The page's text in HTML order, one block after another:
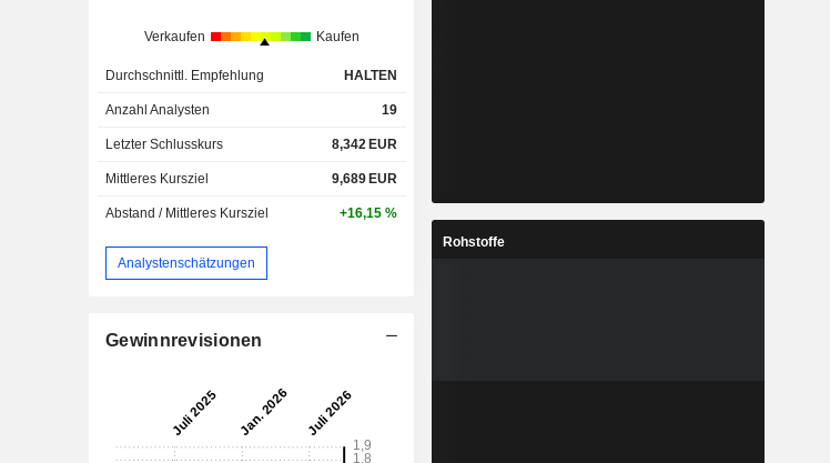
Verkaufen Kaufen
Durchschnittl. Empfehlung HALTEN
Anzahl Analysten 19
Letzter Schlusskurs 8,342 EUR
Mittleres Kursziel 9,689 EUR
Abstand / Mittleres Kursziel +16,15 %
Analystenschätzungen
Gewinnrevisionen
Rohstoffe